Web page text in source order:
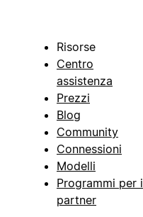
Risorse
Centro
assistenza
Prezzi
Blog
Community
Connessioni
Modelli
Programmi per i
partner